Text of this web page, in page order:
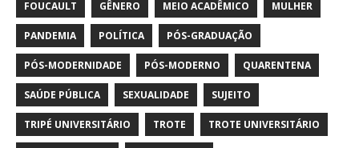
FOUCAULT GÊNERO MEIO ACADÊMICO MULHER
PANDEMIA POLÍTICA PÓS-GRADUAÇÃO
PÓS-MODERNIDADE PÓS-MODERNO QUARENTENA
SAÚDE PÚBLICA SEXUALIDADE SUJEITO
TRIPÉ UNIVERSITÁRIO TROTE TROTE UNIVERSITÁRIO